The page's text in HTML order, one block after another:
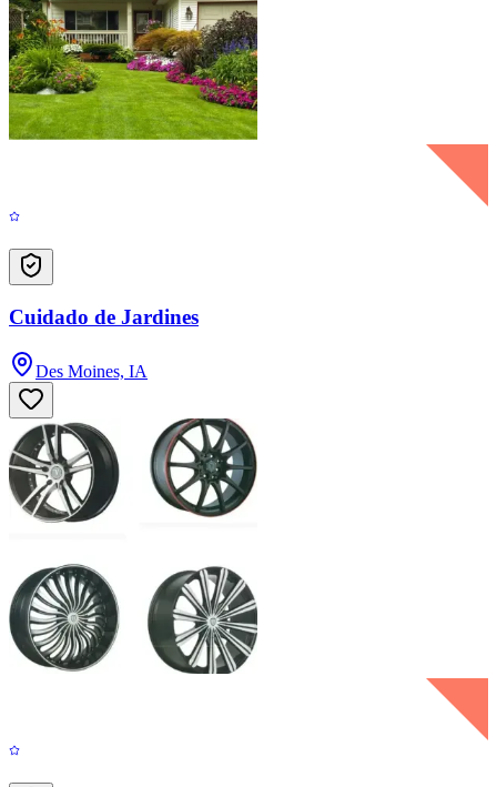
Cuidado de Jardines
Des Moines, IA